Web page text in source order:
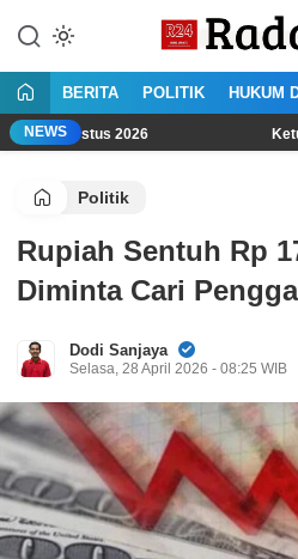
konten
Jujur Lantang
BERITA POLITIK HUKUM
NEWS
2026 Ketua Harian
Politik
Rupiah Sentuh Rp
Diminta Cari
Dodi Sanjaya
Selasa, 28 April 2026 - 08:25 WIB